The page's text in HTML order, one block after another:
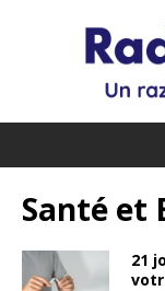
Santé et
21